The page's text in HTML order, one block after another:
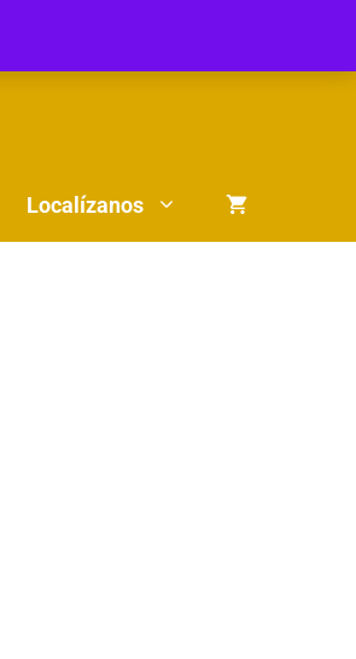
Localízanos